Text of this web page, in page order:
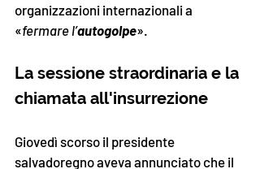
organizzazioni internazionali a
«fermare l’autogolpe».
La sessione straordinaria e la
chiamata all'insurrezione
Giovedì scorso il presidente
salvadoregno aveva annunciato che il